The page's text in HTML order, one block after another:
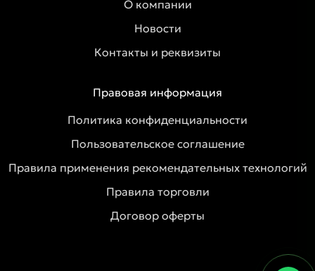
О компании
Новости
Контакты и реквизиты
Правовая информация
Политика конфиденциальности
Пользовательское соглашение
Правила применения рекомендательных технологий
Правила торговли
Договор оферты